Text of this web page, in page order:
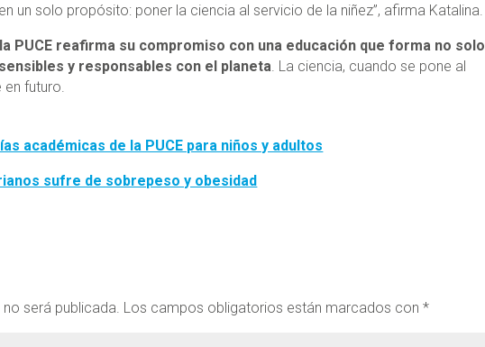
un solo propósito: poner la ciencia al servicio de la niñez”, afirma Katalina.
la PUCE reafirma su compromiso con una educación que forma no solo
y responsables con el planeta . La ciencia, cuando se pone al
futuro.
académicas de la PUCE para niños y adultos
sufre de sobrepeso y obesidad
será publicada. Los campos obligatorios están marcados con*